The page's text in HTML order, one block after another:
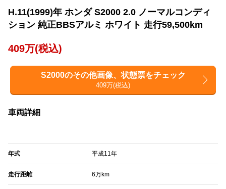
H.11(1999)年 ホンダ S2000 2.0 ノーマルコンディ
ション 純正BBSアルミ ホワイト 走行59,500km
409万(税込)
S2000のその他画像、状態票をチェック
409万(税込)
車両詳細
年式 平成11年
走行距離 6万km